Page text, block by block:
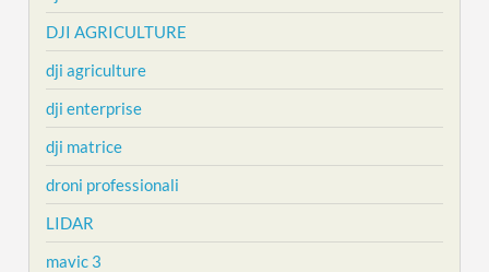
DJI AGRICULTURE
dji agriculture
dji enterprise
dji matrice
droni professionali
LIDAR
mavic 3